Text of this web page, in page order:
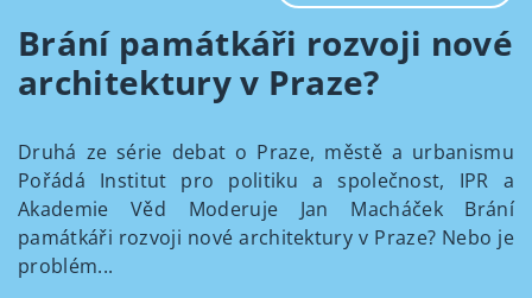
Brání památkáři rozvoji nové
architektury v Praze?
Druhá ze série debat o Praze, městě a urbanismu
Pořádá Institut pro politiku a společnost, IPR a
Akademie Věd Moderuje Jan Macháček Brání
památkáři rozvoji nové architektury v Praze? Nebo je
problém...